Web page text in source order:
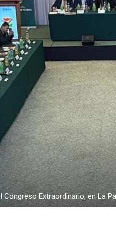
Congreso Extraordinario, en La